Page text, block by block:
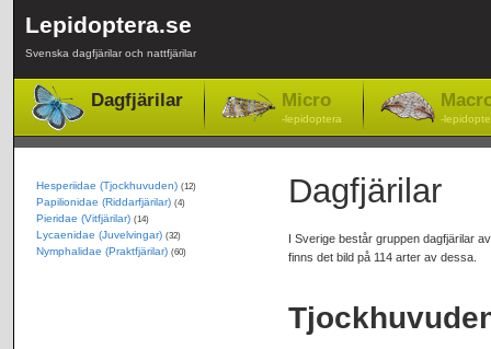
Lepidoptera.se
Svenska dagfjärilar och nattfjärilar
Dagfjärilar Micro
-lepidoptera -
Dagfjärilar
I Sverige består gruppen dagfjärilar
finns det bild på 114 arter av dessa.
Hesperiidae (Tjockhuvuden) (12)
Papilionidae (Riddarfjärilar) (4)
Pieridae (Vitfjärilar) (14)
Lycaenidae (Juvelvingar) (32)
Nymphalidae (Praktfjärilar) (60)